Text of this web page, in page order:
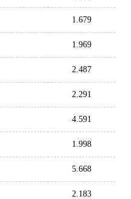
1.679
1.969
2.487
2.291
4.591
1.998
5.668
2.183